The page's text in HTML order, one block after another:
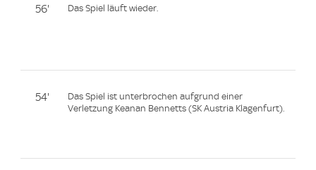
56' Das Spiel läuft wieder.
54'
Das Spiel ist unterbrochen aufgrund einer
Verletzung Keanan Bennetts (SK Austria Klagenfurt).